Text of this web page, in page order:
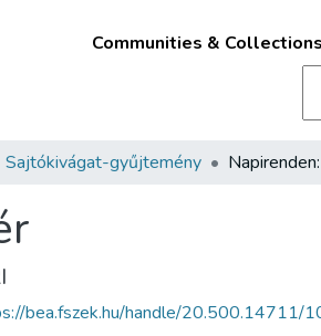
Communities & Collections
Sajtókivágat-gyűjtemény
bea.fszek.hu/handle/20.500.14711/